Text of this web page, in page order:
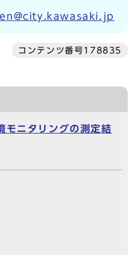
コンテンツ番号178835
モニタリングの測定結